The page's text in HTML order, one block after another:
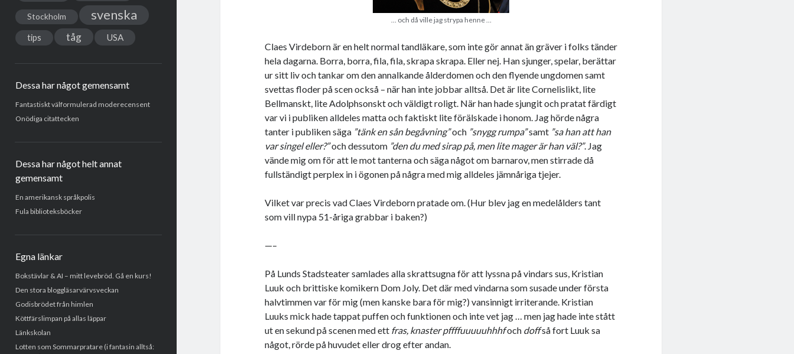
Stockholm svenska
tips tåg USA
Dessa har något gemensamt
Fantastiskt välformulerad moderecensent
Onödiga citattecken
Dessa har något helt annat
gemensamt
En amerikansk språkpolis
Fula biblioteksböcker
Egna länkar
Bokstävlar & AI – mitt levebröd. Gå en kurs!
Den stora bloggläsarvärvsveckan
Godisbrödet från himlen
Köttfärslimpan på allas läppar
Länkskolan
Lotten som Sommarpratare (i fantasin alltså:
… och då ville jag strypa henne …
Claes Virdeborn är en helt normal tandläkare, som inte gör annat än gräver i folks tänder
hela dagarna. Borra, borra, fila, fila, skrapa skrapa. Eller nej. Han sjunger, spelar, berättar
ur sitt liv och tankar om den annalkande ålderdomen och den flyende ungdomen samt
svettas floder på scen också – när han inte jobbar alltså. Det är lite Cornelislikt, lite
Bellmanskt, lite Adolphsonskt och väldigt roligt. När han hade sjungit och pratat färdigt
var vi i publiken alldeles matta och faktiskt lite förälskade i honom. Jag hörde några
tanter i publiken säga ”tänk en sån begåvning”och ”snygg rumpa”samt ”sa han att han
var singel eller?”och dessutom ”den du med sirap på, men lite mager är han väl?”. Jag
vände mig om för att le mot tanterna och säga något om barnarov, men stirrade då
fullständigt perplex in i ögonen på några med mig alldeles jämnåriga tjejer.
Vilket var precis vad Claes Virdeborn pratade om. (Hur blev jag en medelålders tant
som vill nypa 51-åriga grabbar i baken?)
—–
På Lunds Stadsteater samlades alla skrattsugna för att lyssna på vindars sus, Kristian
Luuk och brittiske komikern Dom Joly. Det där med vindarna som susade under första
halvtimmen var för mig (men kanske bara för mig?) vansinnigt irriterande. Kristian
Luuks mick hade tappat puffen och funktionen och inte vet jag … men jag hade inte stått
ut en sekund på scenen med ett fras, knaster pffffuuuuuhhhfoch doffså fort Luuk sa
något, rörde på huvudet eller drog efter andan.